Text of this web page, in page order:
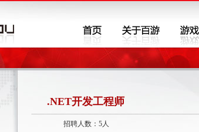
.NET开发工程师
招聘人数：5人